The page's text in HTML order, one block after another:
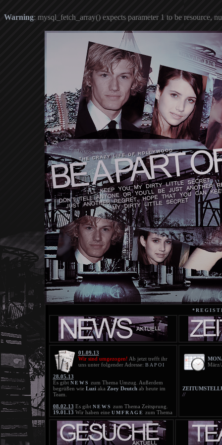
Warning: mysql_fetch_array() expects parameter 1 to be resource,
01.09.13
Wir sind umgezogen! Ab jetzt trefft ihr
uns unter folgender Adresse: BAPOI
28.05.13
Es gibt NEWS zum Thema Umzug. Außerdem
begrüßen wie Luziaka Zoey Deutchab heute im
Team.
08.02.13 Es gibt NEWS zum Thema Zeitsprung.
19.01.13 Wir haben eine UMFRAGE zum Thema
18.01.13Die neueBLACKLISTist online!
21.11.12Die neueBLACKLISTist online!
25.10.12Die Blacklist wurde gelöscht!
20.10.12Die neueBLACKLISTist online!
//